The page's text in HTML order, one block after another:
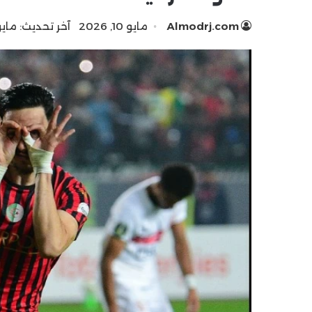
Almodrj.com مايو 10, 2026 آخر تحديث: مايو 10,